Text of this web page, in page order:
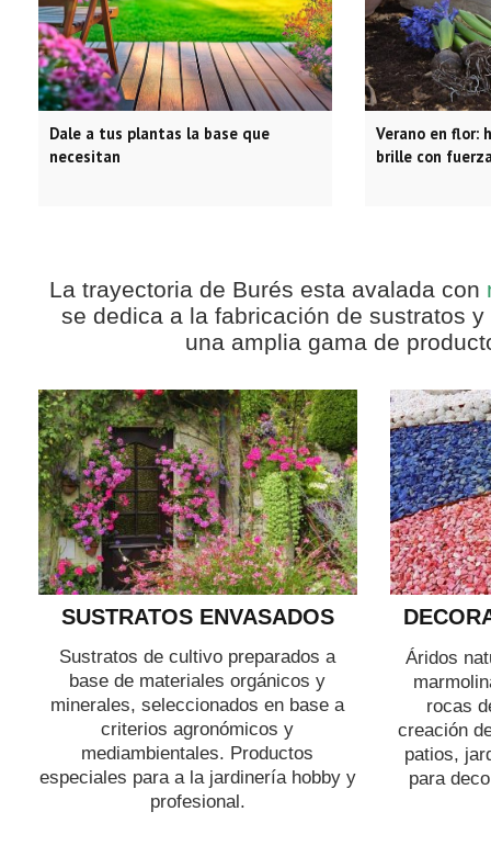
Dale a tus plantas la base que
necesitan
Verano en flor:
brille con
La trayectoria de Burés esta avalada con
se dedica a la fabricación de sustratos
una amplia gama de
SUSTRATOS ENVASADOS
Sustratos de cultivo preparados a
base de materiales orgánicos y
minerales, seleccionados en base a
criterios agronómicos y
mediambientales. Productos
especiales para a la jardinería hobby y
profesional.
Áridos
rocas
creación
patios,
para